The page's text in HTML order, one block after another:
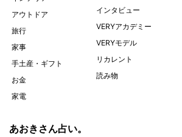
アウトドア
旅行
家事
手土産・ギフト
お金
家電
インタビュー
VERYアカデミー
VERYモデル
リカレント
読み物
あおきさん占い。